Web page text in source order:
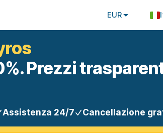
EUR
Prezzi
Assistenza 24/7 Cancellazione